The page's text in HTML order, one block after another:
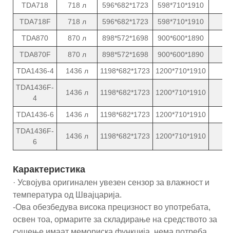
TDA718 718 л 596*682*1723 598*710*1910
TDA718F
718 л 596*682*1723 598*710*1910
TDA870
870 л 898*572*1698 900*600*1890
TDA870F
870 л 898*572*1698 900*600*1890
TDA1436-4
1436 л 1198*682*1723 1200*710*1910
TDA1436F-
4
1436 л 1198*682*1723 1200*710*1910
TDA1436-6 1436 л 1198*682*1723 1200*710*1910
TDA1436F-
6
1436 л 1198*682*1723 1200*710*1910
Карактеристика
· Усвојува оригинален увезен сензор за влажност и
температура од Швајцарија.
-Ова обезбедува висока прецизност во употребата,
освен тоа, ормарите за складирање на средството за